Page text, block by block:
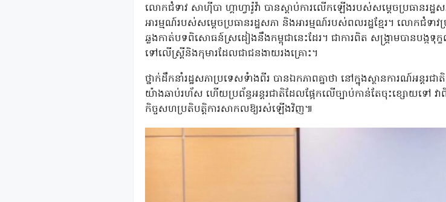
លោកជំទាវ សាហ៊ីបា ហ្គាហ្វារ៉ូវ៉ា បានស្តាប់ការលើកឡើងរបស់សម្តេចប្រធា
អារម្មណ៍របស់សម្តេចប្រធានរដ្ឋសភា និងអារម្មណ៍របស់ពលរដ្ឋខ្មែរ។ លោកជំទា
ឆ្លងកាត់បទពិសោធន៍ស្រដៀងនឹងកម្ពុជានេះដែរ។ ជាការពិត សង្រ្គាមបានបង្
ទៅលើស្រ្តីនិងកុមារដែលជាជនងាយរងគ្រោះ។
ថ្នាក់ដឹកនាំរដ្ឋសភាប្រទេសទំាងពីរ បានឯកភាពគ្នាថា នៅក្នុងស្ថានការណ៍អន្តរ
យ៉ាងឆាប់រហ័ស ហើយប្រព័ន្ធអន្តរជាតិដែលផ្អែកលើច្បាប់កាន់តែចុះខ្សោយទៅ វាពិ
កិច្ចសហប្រតិបត្តិការសាកលឱ្យរស់ឡើងវិញ៕